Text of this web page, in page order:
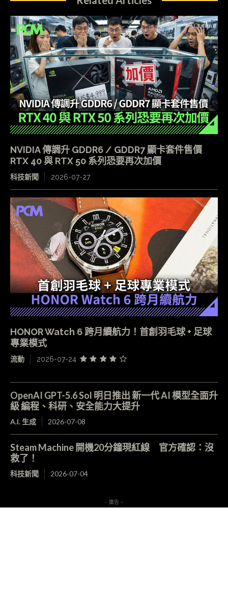
NVIDIA 傳調升 GDDR6 / GDDR7 顯卡套件售價
RTX 40 與 RTX 50 系列恐要再次加價
科技新聞 2026-07-27
HONOR Watch 6 跨月續航力！首創羽毛球 + 足球
專業模式
流動 2026-07-24
OpenAI GPT-5.6 Sol 明日推出 新一代 AI 模型全面升
級 編程、科研、安全能力大提升
A.I. 生成 2026-07-08
Steam Machine 開機20分鐘現紅線 官方確認：沒
救了！
科技新聞 2026-07-04
- 廣告 -